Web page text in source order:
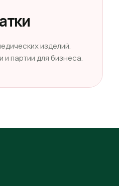
изделий.
и партии для бизнеса.